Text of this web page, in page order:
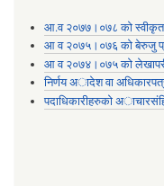
आ.व २०७७।०७८ को
आ व २०७५।०७६ को बेरुजु
आ व २०७४।०७५ काे
निर्णय अादेश वा
पदाधिकारीहरुको